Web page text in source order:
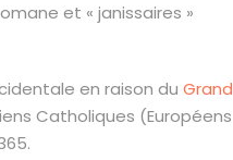
et « janissaires »
en raison du Grand
Catholiques (Européens